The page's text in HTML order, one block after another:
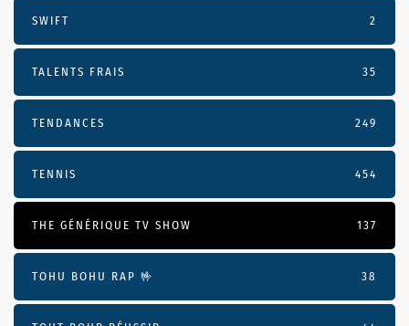
SWIFT 2
TALENTS FRAIS 35
TENDANCES 249
TENNIS 454
THE GÉNÉRIQUE TV SHOW 137
TOHU BOHU RAP 🤟 38